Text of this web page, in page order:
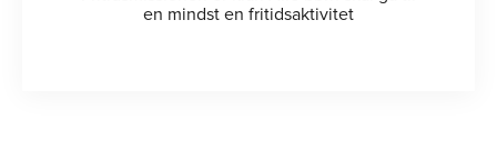
en mindst en fritidsaktivitet